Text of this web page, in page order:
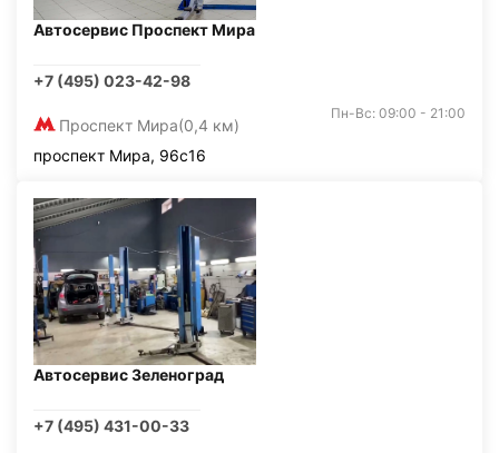
Автосервис Проспект Мира
+7 (495) 023-42-98
Проспект Мира(0,4 км)
Пн-Вс: 09:00 - 21:00
проспект Мира, 96с16
Автосервис Зеленоград
+7 (495) 431-00-33